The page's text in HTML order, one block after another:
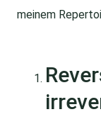
meinem